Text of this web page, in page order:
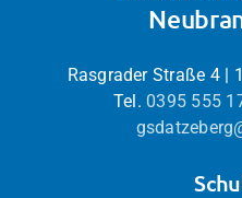
Rasgrader Straße 4 |
Tel. 0395 555